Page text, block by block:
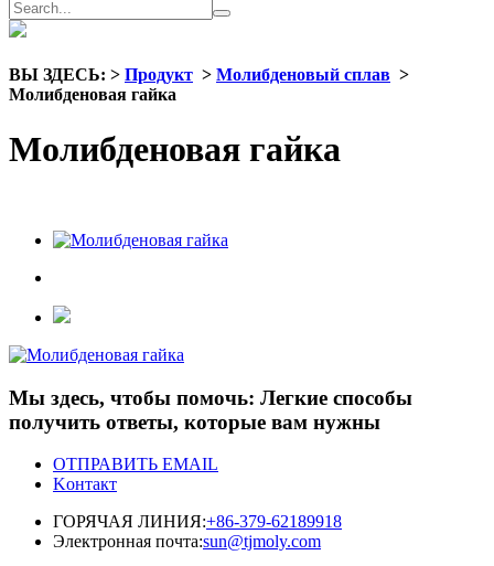
ВЫ ЗДЕСЬ: > Продукт > Молибденовый сплав >
Молибденовая гайка
Молибденовая гайка
Мы здесь, чтобы помочь: Легкие способы
получить ответы, которые вам нужны
ОТПРАВИТЬ EMAIL
Kонтакт
ГОРЯЧАЯ ЛИНИЯ:+86-379-62189918
Электронная почта:sun@tjmoly.com